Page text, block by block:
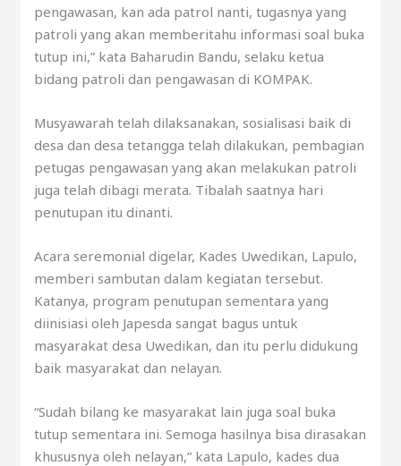
pengawasan, kan ada patrol nanti, tugasnya yang
patroli yang akan memberitahu informasi soal buka
tutup ini,” kata Baharudin Bandu, selaku ketua
bidang patroli dan pengawasan di KOMPAK.
Musyawarah telah dilaksanakan, sosialisasi baik di
desa dan desa tetangga telah dilakukan, pembagian
petugas pengawasan yang akan melakukan patroli
juga telah dibagi merata. Tibalah saatnya hari
penutupan itu dinanti.
Acara seremonial digelar, Kades Uwedikan, Lapulo,
memberi sambutan dalam kegiatan tersebut.
Katanya, program penutupan sementara yang
diinisiasi oleh Japesda sangat bagus untuk
masyarakat desa Uwedikan, dan itu perlu didukung
baik masyarakat dan nelayan.
“Sudah bilang ke masyarakat lain juga soal buka
tutup sementara ini. Semoga hasilnya bisa dirasakan
khususnya oleh nelayan,” kata Lapulo, kades dua